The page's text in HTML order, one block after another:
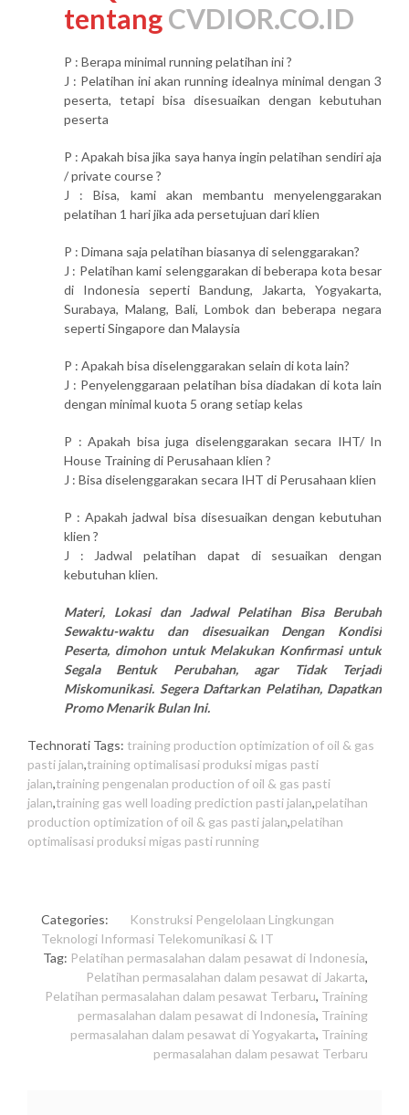
tentangCVDIOR.CO.ID
P : Berapa minimal running pelatihan ini ?
J : Pelatihan ini akan running idealnya minimal dengan 3
peserta, tetapi bisa disesuaikan dengan kebutuhan
peserta
P : Apakah bisa jika saya hanya ingin pelatihan sendiri aja
/ private course ?
J : Bisa, kami akan membantu menyelenggarakan
pelatihan 1 hari jika ada persetujuan dari klien
P : Dimana saja pelatihan biasanya di selenggarakan?
J : Pelatihan kami selenggarakan di beberapa kota besar
di Indonesia seperti Bandung, Jakarta, Yogyakarta,
Surabaya, Malang, Bali, Lombok dan beberapa negara
seperti Singapore dan Malaysia
P : Apakah bisa diselenggarakan selain di kota lain?
J : Penyelenggaraan pelatihan bisa diadakan di kota lain
dengan minimal kuota 5 orang setiap kelas
P : Apakah bisa juga diselenggarakan secara IHT/ In
House Training di Perusahaan klien ?
J : Bisa diselenggarakan secara IHT di Perusahaan klien
P : Apakah jadwal bisa disesuaikan dengan kebutuhan
klien ?
J : Jadwal pelatihan dapat di sesuaikan dengan
kebutuhan klien.
Materi, Lokasi dan Jadwal Pelatihan Bisa Berubah
Sewaktu-waktu dan disesuaikan Dengan Kondisi
Peserta, dimohon untuk Melakukan Konfirmasi untuk
Segala Bentuk Perubahan, agar Tidak Terjadi
Miskomunikasi. Segera Daftarkan Pelatihan, Dapatkan
Promo Menarik Bulan Ini.
Technorati Tags: training production optimization of oil & gas
pasti jalan,training optimalisasi produksi migas pasti
jalan,training pengenalan production of oil & gas pasti
jalan,training gas well loading prediction pasti jalan,pelatihan
production optimization of oil & gas pasti jalan,pelatihan
optimalisasi produksi migas pasti running
Categories: Konstruksi Pengelolaan Lingkungan
Teknologi Informasi Telekomunikasi & IT
Tag: Pelatihan permasalahan dalam pesawat di Indonesia,
Pelatihan permasalahan dalam pesawat di Jakarta,
Pelatihan permasalahan dalam pesawat Terbaru, Training
permasalahan dalam pesawat di Indonesia, Training
permasalahan dalam pesawat di Yogyakarta, Training
permasalahan dalam pesawat Terbaru